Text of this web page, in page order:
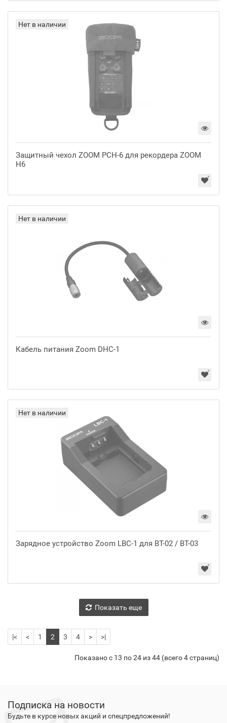
Нет в наличии
Защитный чехол ZOOM PCH-6 для рекордера ZOOM
H6
Нет в наличии
Кабель питания Zoom DHC-1
Нет в наличии
Зарядное устройство Zoom LBC-1 для BT-02 / BT-03
Показать еще
|< < 1 2 3 4 > >|
Показано с 13 по 24 из 44 (всего 4 страниц)
Подписка на новости
Будьте в курсе новых акций и спецпредложений!